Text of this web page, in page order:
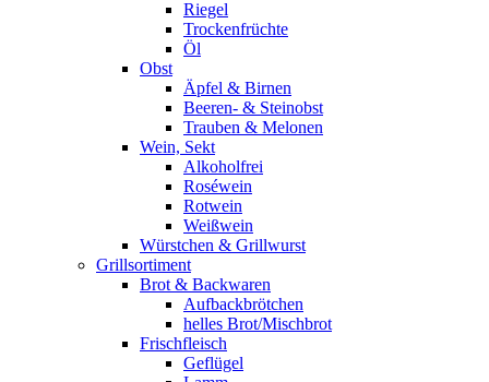
Riegel
Trockenfrüchte
Öl
Obst
Äpfel & Birnen
Beeren- & Steinobst
Trauben & Melonen
Wein, Sekt
Alkoholfrei
Roséwein
Rotwein
Weißwein
Würstchen & Grillwurst
Grillsortiment
Brot & Backwaren
Aufbackbrötchen
helles Brot/Mischbrot
Frischfleisch
Geflügel